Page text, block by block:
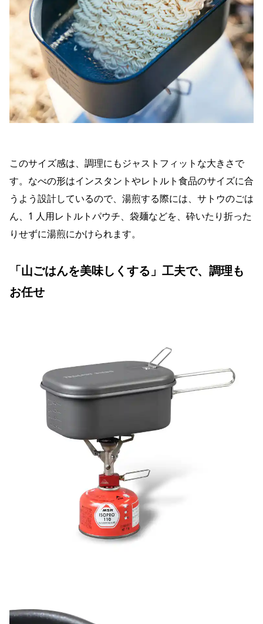
このサイズ感は、調理にもジャストフィットな大きさで
す。なべの形はインスタントやレトルト食品のサイズに合
うよう設計しているので、湯煎する際には、サトウのごは
ん、1 人用レトルトパウチ、袋麺などを、砕いたり折った
りせずに湯煎にかけられます。
「山ごはんを美味しくする」工夫で、調理も
お任せ